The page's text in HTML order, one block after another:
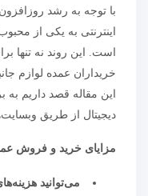
با توجه به رشد
اینترنتی به یکی از
است. این روند نه تنها
خریداران عمده لوازم
این مقاله قصد داریم به
دیجیتال از طریق
مزایای خرید و فروش
می‌توانید